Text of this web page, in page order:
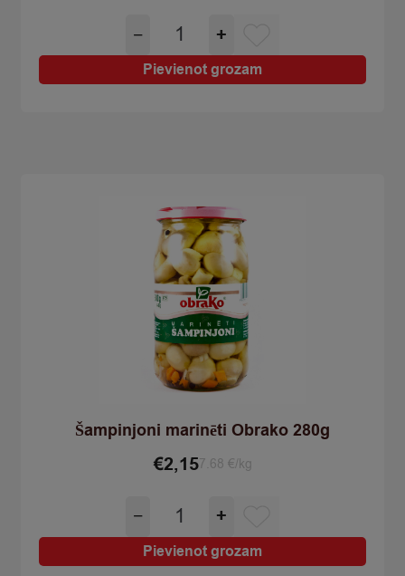
−
Zupa
Harčo
Kronis
480g
+
Pievienot grozam
Šampinjoni marinēti Obrako 280g
€2,157.68 €/kg
−
Šampinjoni
marinēti
Obrako
280g
+
Pievienot grozam